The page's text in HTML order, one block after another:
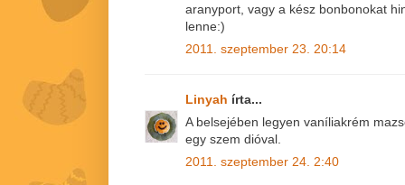
aranyport, vagy a kész bonbonokat
lenne:)
2011. szeptember 23. 20:14
Linyah írta...
A belsejében legyen vaníliakrém
egy szem dióval.
2011. szeptember 24. 2:40